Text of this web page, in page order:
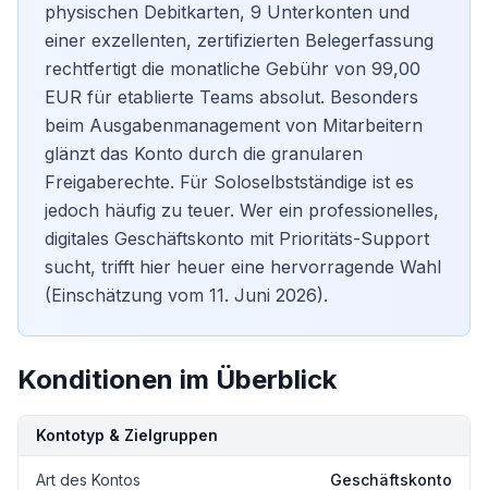
physischen Debitkarten, 9 Unterkonten und
einer exzellenten, zertifizierten Belegerfassung
rechtfertigt die monatliche Gebühr von 99,00
EUR für etablierte Teams absolut. Besonders
beim Ausgabenmanagement von Mitarbeitern
glänzt das Konto durch die granularen
Freigaberechte. Für Soloselbstständige ist es
jedoch häufig zu teuer. Wer ein professionelles,
digitales Geschäftskonto mit Prioritäts-Support
sucht, trifft hier heuer eine hervorragende Wahl
(Einschätzung vom 11. Juni 2026).
Konditionen im Überblick
KonditionDetails
Kontotyp & Zielgruppen
Art des Kontos Geschäftskonto